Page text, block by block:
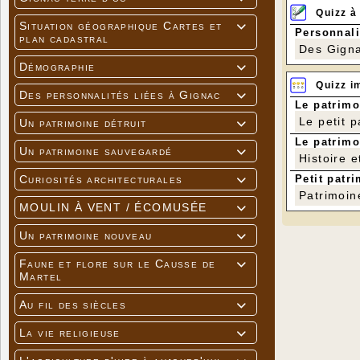

Situation géographique Cartes et
plan cadastral

Démographie

Des personnalités liées à Gignac

Un patrimoine détruit

Un patrimoine sauvegardé

Curiosités architecturales

MOULIN À VENT / ÉCOMUSÉE

Un patrimoine nouveau

Faune et flore sur le Causse de
Martel

Au fil des siècles

La vie religieuse
Patrick
Des
s'associe
moulins et
transition
Quizz
Des
Quizz
Le
Le petit
Le
Histoire
Petit